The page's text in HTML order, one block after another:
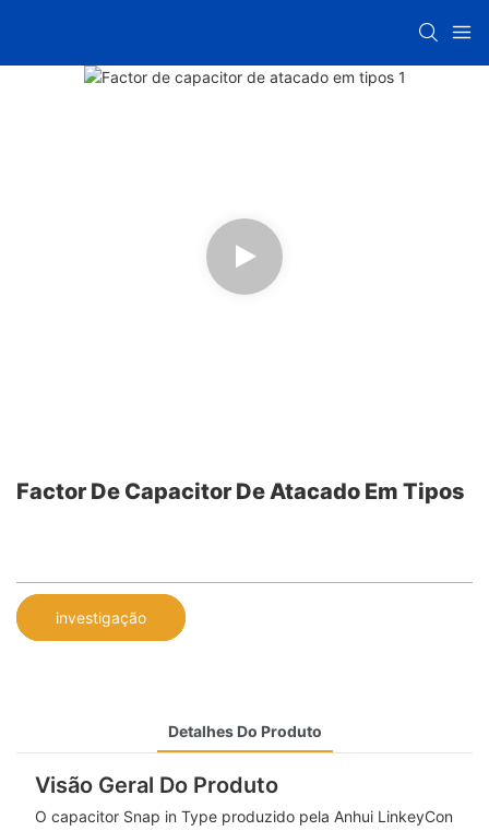
Factor De Capacitor De Atacado Em Tipos
investigação
Detalhes Do Produto
Visão Geral Do Produto
O capacitor Snap in Type produzido pela Anhui LinkeyCon